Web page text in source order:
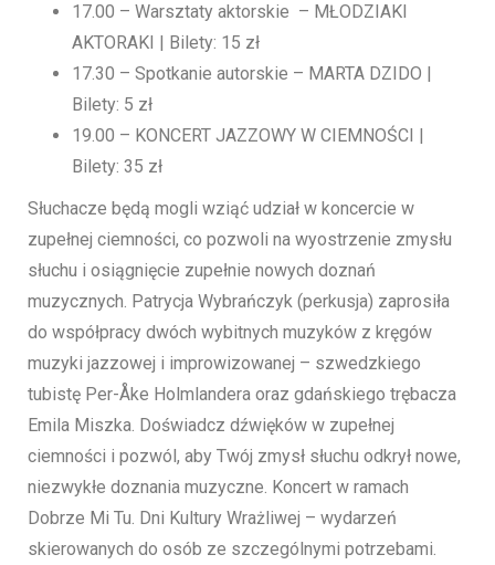
17.00 – Warsztaty aktorskie – MŁODZIAKI
AKTORAKI | Bilety: 15 zł
17.30 – Spotkanie autorskie – MARTA DZIDO |
Bilety: 5 zł
19.00 – KONCERT JAZZOWY W CIEMNOŚCI |
Bilety: 35 zł
Słuchacze będą mogli wziąć udział w koncercie w
zupełnej ciemności, co pozwoli na wyostrzenie zmysłu
słuchu i osiągnięcie zupełnie nowych doznań
muzycznych. Patrycja Wybrańczyk (perkusja) zaprosiła
do współpracy dwóch wybitnych muzyków z kręgów
muzyki jazzowej i improwizowanej – szwedzkiego
tubistę Per-Åke Holmlandera oraz gdańskiego trębacza
Emila Miszka. Doświadcz dźwięków w zupełnej
ciemności i pozwól, aby Twój zmysł słuchu odkrył nowe,
niezwykłe doznania muzyczne. Koncert w ramach
Dobrze Mi Tu. Dni Kultury Wrażliwej – wydarzeń
skierowanych do osób ze szczególnymi potrzebami.